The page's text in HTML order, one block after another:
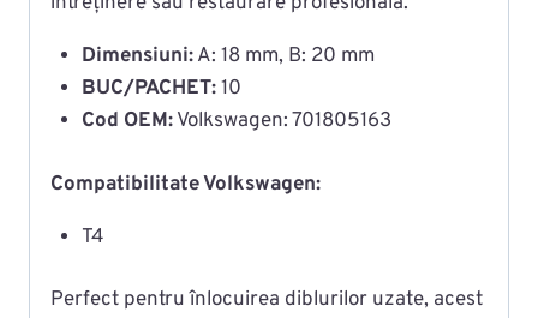
Dimensiuni:A: 18 mm, B: 20 mm
BUC/PACHET:10
Cod OEM:Volkswagen: 701805163
Compatibilitate Volkswagen:
T4
Perfect pentru înlocuirea diblurilor uzate, acest